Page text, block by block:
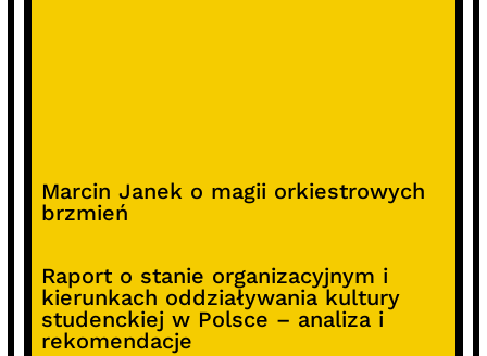
Marcin Janek o magii orkiestrowych
brzmień
Raport o stanie organizacyjnym i
kierunkach oddziaływania kultury
studenckiej w Polsce – analiza i
rekomendacje